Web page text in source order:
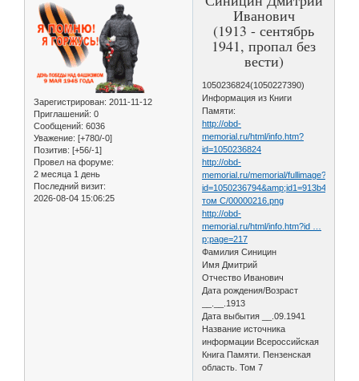
Зарегистрирован: 2011-11-12
Приглашений: 0
Сообщений: 6036
Уважение: [+780/-0]
Позитив: [+56/-1]
Провел на форуме:
2 месяца 1 день
Последний визит:
2026-08-04 15:06:25
Иванович
(1913 - сентябрь
1941, пропал без
вести)
1050236824(1050227390)
Информация из Книги
Памяти:
http://obd-
memorial.ru/html/info.htm?
id=1050236824
http://obd-
memorial.ru/memorial/fullimage?
том С/00000216.png
http://obd-
memorial.ru/html/info.htm?id …
p;page=217
Фамилия Синицин
Имя Дмитрий
Отчество Иванович
Дата рождения/Возраст
__.__.1913
Дата выбытия __.09.1941
Название источника
информации Всероссийская
Книга Памяти. Пензенская
область. Том 7